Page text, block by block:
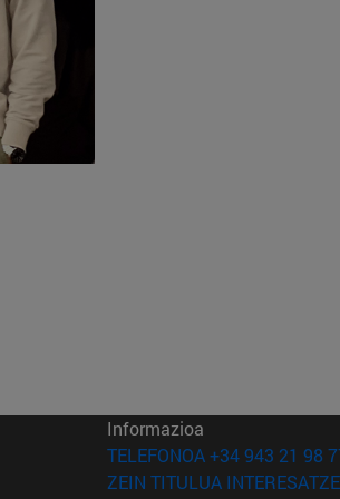
leiho batean irekiko da)
batean irekiko da)
Informazioa
TELEFONOA +34 943 21 98
ZEIN TITULUA